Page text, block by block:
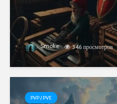
Smoke 346 просмотров
PVP / PVE